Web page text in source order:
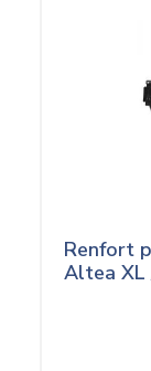
Renfort
Altea